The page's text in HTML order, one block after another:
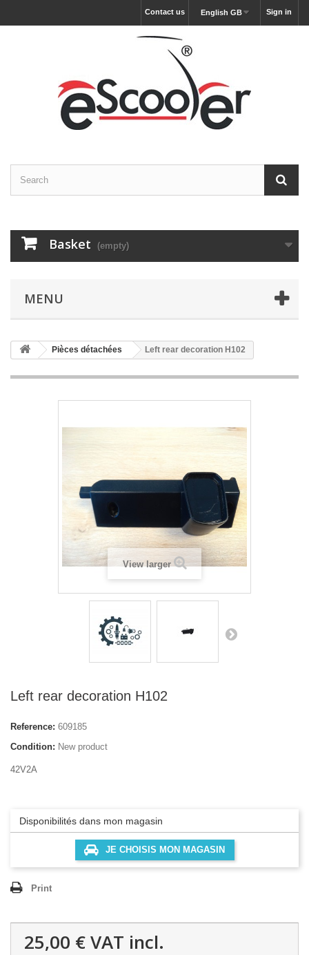
Sign in
English GB
Contact us
Basket (empty)
MENU
Pièces détachées Left rear decoration H102
View larger
Left rear decoration H102
Reference: 609185
Condition: New product
42V2A
Disponibilités dans mon magasin
JE CHOISIS MON MAGASIN
Print
25,00 €VAT incl.